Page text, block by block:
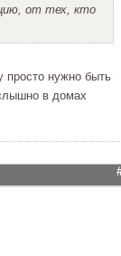
от тех, кто
нужно быть
в домах